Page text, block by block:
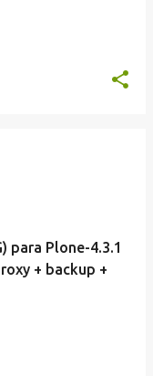
para Plone-4.3.1
+ backup +